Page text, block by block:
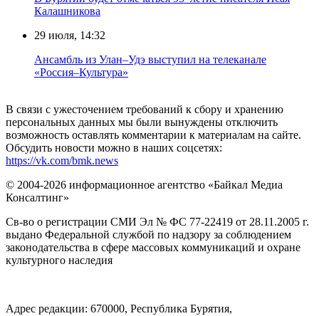
Калашникова
29 июля, 14:32
Ансамбль из Улан–Удэ выступил на телеканале
«Россия–Культура»
В связи с ужесточением требований к сбору и хранению
персональных данных мы были вынуждены отключить
возможность оставлять комментарии к материалам на сайте.
Обсудить новости можно в наших соцсетях:
https://vk.com/bmk.news
© 2004-2026 информационное агентство «Байкал Медиа
Консалтинг»
Св-во о регистрации СМИ Эл № ФС 77-22419 от 28.11.2005 г.
выдано Федеральной службой по надзору за соблюдением
законодательства в сфере массовых коммуникаций и охране
культурного наследия
Адрес редакции: 670000, Республика Бурятия,